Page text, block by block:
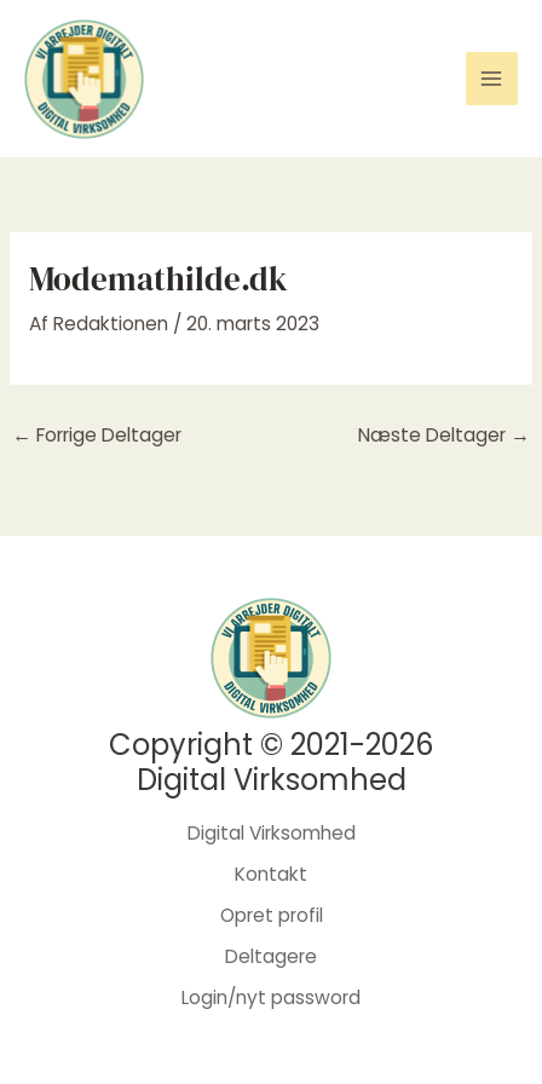
indholdet
Modemathilde.dk
Af Redaktionen / 20. marts 2023
← Forrige Deltager Næste Deltager →
Copyright © 2021-2026
Digital Virksomhed
Digital Virksomhed
Kontakt
Opret profil
Deltagere
Login/nyt password